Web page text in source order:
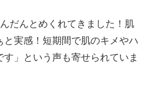
だんとめくれてきました！肌
実感！短期間で肌のキメやハ
」という声も寄せられていま